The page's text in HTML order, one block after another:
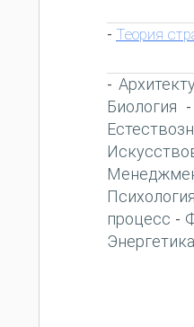
- Теория
-
Биология -
Психология
процесс -
Энергетика